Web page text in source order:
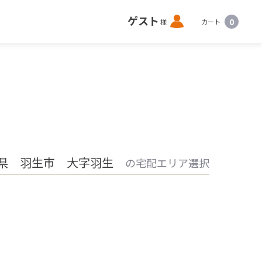
ゲスト 様 ロ
グ
カート 0
羽生市 大字羽生 の宅配エリア選択